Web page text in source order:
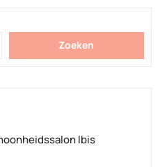
Zoeken
Ibis